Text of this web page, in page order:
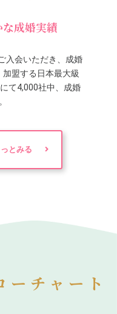
成婚実績
入会いただき、成婚
盟する日本最大級
て4,000社中、成婚
とみる
ーチャート